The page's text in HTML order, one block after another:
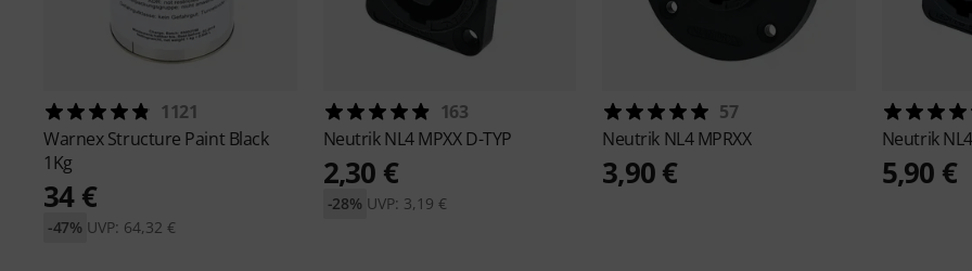
1121
WarnexStructure Paint Black
1Kg
34 €
UVP: 64,32 €
-47%
163
NeutrikNL4 MPXX D-TYP
2,30 €
UVP: 3,19 €
-28%
57
Neutrik NL4 MPRXX
3,90 €
Neutrik
5,90 €